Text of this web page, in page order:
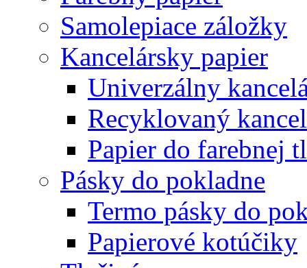
Samolepiace záložky
Kancelársky papier
Univerzálny
Recyklovaný
Papier do farebnej
Pásky do pokladne
Termo pásky do
Papierové kotúčiky